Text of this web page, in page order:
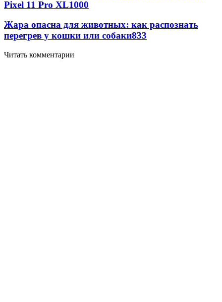
Pixel 11 Pro XL1000
Жара опасна для животных: как распознать
перегрев у кошки или собаки833
Читать комментарии